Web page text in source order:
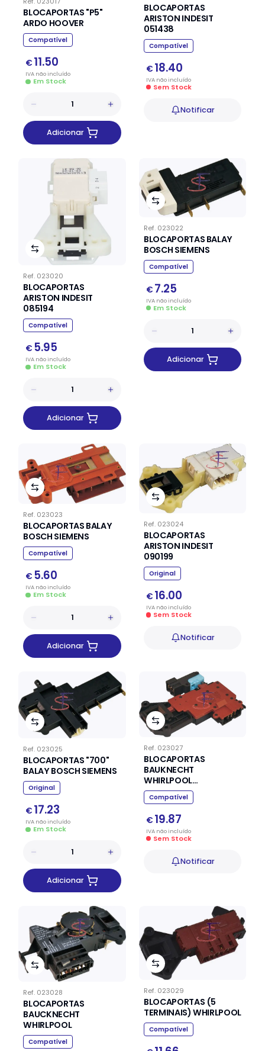
BLOCAPORTAS "P5"
ARDO HOOVER
Compatível
€ 11.50
IVA nãoincluído
Em Stock
Adicionar
BLOCAPORTAS
ARISTON INDESIT
051438
Compatível
€ 18.40
IVA nãoincluído
Sem Stock
Notificar
Ref. 023020
BLOCAPORTAS
ARISTON INDESIT
085194
Compatível
€ 5.95
IVA nãoincluído
Em Stock
Adicionar
Ref. 023022
BLOCAPORTAS BALAY
BOSCH SIEMENS
Compatível
€ 7.25
IVA nãoincluído
Em Stock
Adicionar
Ref. 023023
BLOCAPORTAS BALAY
BOSCH SIEMENS
Compatível
€ 5.60
IVA nãoincluído
Em Stock
Adicionar
Ref. 023024
BLOCAPORTAS
ARISTON INDESIT
090199
Original
€ 16.00
IVA nãoincluído
Sem Stock
Notificar
Ref. 023025
BLOCAPORTAS "700"
BALAY BOSCH SIEMENS
Original
€ 17.23
IVA nãoincluído
Em Stock
Adicionar
Ref. 023027
BLOCAPORTAS
BAUKNECHT
WHIRLPOOL
481228058019
Compatível
€ 19.87
IVA nãoincluído
Sem Stock
Notificar
Ref. 023028
BLOCAPORTAS
BAUCKNECHT
WHIRLPOOL
Compatível
Ref. 023029
BLOCAPORTAS (5
TERMINAIS) WHIRLPOOL
Compatível